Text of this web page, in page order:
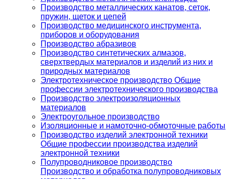
Производство металлических канатов, сеток,
пружин, щеток и цепей
Производство медицинского инструмента,
приборов и оборудования
Производство абразивов
Производство синтетических алмазов,
сверхтвердых материалов и изделий из них и
природных материалов
Электротехническое производство Общие
профессии электротехнического производства
Производство электроизоляционных
материалов
Электроугольное производство
Изоляционные и намоточно-обмоточные работы
Производство изделий электронной техники
Общие профессии производства изделий
электронной техники
Полупроводниковое производство
Производство и обработка полупроводниковых